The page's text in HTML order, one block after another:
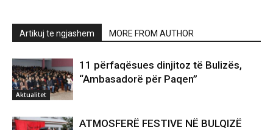
Artikuj te ngjashem MORE FROM AUTHOR
Aktualitet
11 përfaqësues dinjitoz të Bulizës,
“Ambasadorë për Paqen”
ATMOSFERË FESTIVE NË BULQIZË